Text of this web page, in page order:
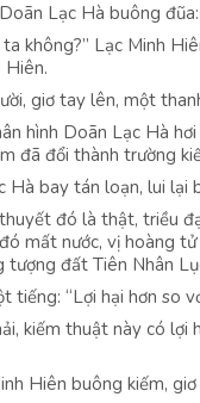
Lạc Hà buông
không?” Lạc Minh
Hiên.
giơ tay lên, một
hình Doãn Lạc Hà
đã đổi thành trường
bay tán loạn, lui lại
đó là thật, triều
mất nước, vị hoàng
đất Tiên Nhân
tiếng: “Lợi hại hơn so
kiếm thuật này có lợi
Hiên buông kiếm,